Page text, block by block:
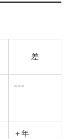
差
---
＋年